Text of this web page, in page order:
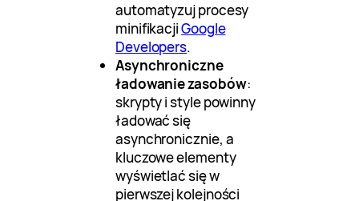
automatyzuj procesy
minifikacjiGoogle
Developers.
Asynchroniczne
ładowanie zasobów:
skrypty i style powinny
ładować się
asynchronicznie, a
kluczowe elementy
wyświetlać się w
pierwszej kolejności